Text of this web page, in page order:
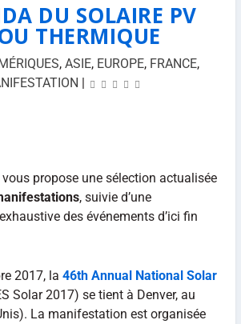
DU SOLAIRE PV
THERMIQUE
,ASIE, EUROPE, FRANCE,
|
propose une sélection actualisée
, suivie d’une
des événements d’ici fin
2017, la 46th Annual National Solar
Solar 2017) se tient à Denver, au
La manifestation est organisée